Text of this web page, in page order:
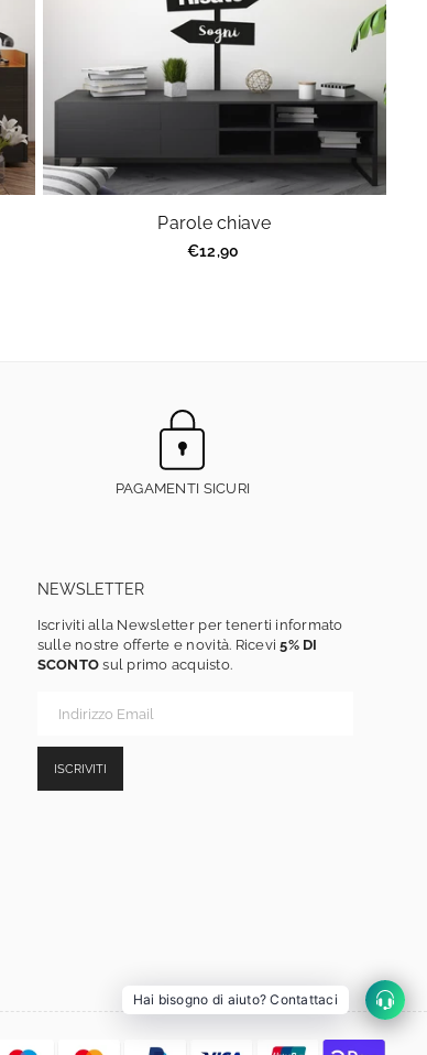
Parole chiave
Prezzo
€12,90
PAGAMENTI SICURI
NEWSLETTER
Iscriviti alla Newsletter per tenerti informato
sulle nostre offerte e novità. Ricevi5% DI
SCONTO sul primo acquisto.
ISCRIVITI
Hai bisogno di aiuto? Contattaci